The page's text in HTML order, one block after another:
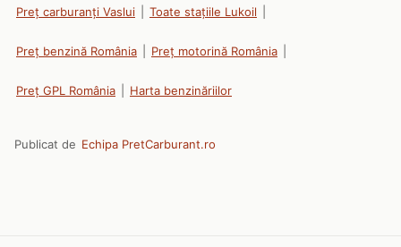
Preț carburanți Vaslui Toate stațiile Lukoil
Preț benzină România Preț motorină România
Preț GPL România Harta benzinăriilor
Publicat de Echipa PretCarburant.ro